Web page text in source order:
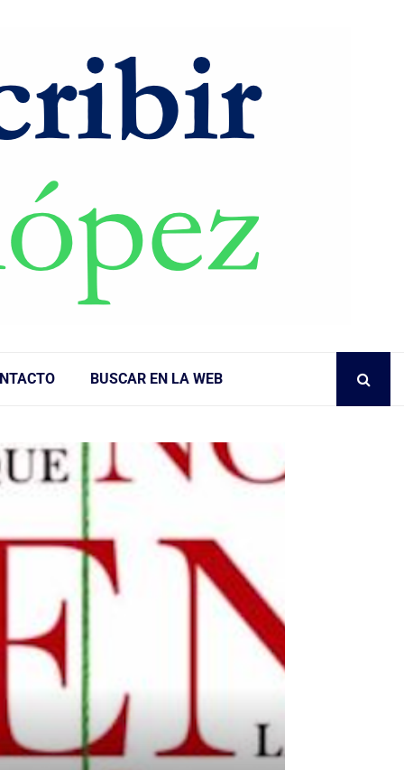
BUSCAR EN LA WEB